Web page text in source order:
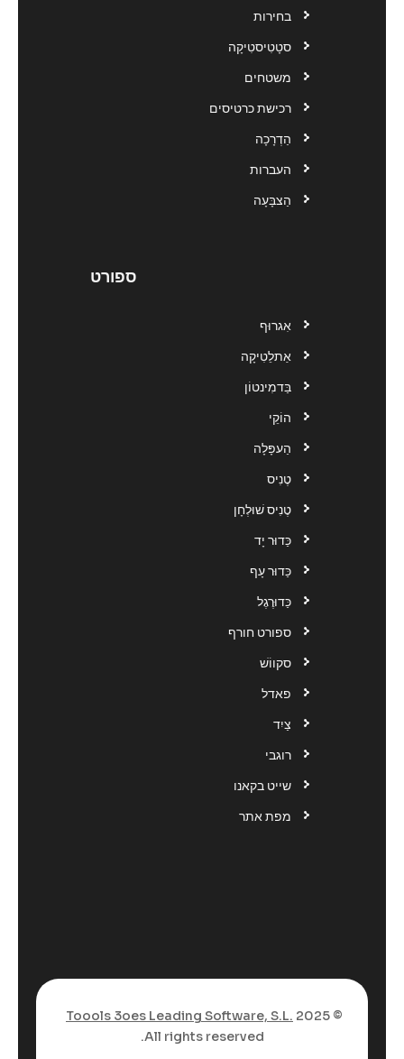
בחירות
סטָטִיסטִיקָה
משטחים
רכישת כרטיסים
הַדְרָכָה
העברות
הַצבָּעָה
ספורט
אִגרוּף
אַתלֵטִיקָה
בַּדמִינטוֹן
הוֹקֵי
הַעפָּלָה
טֶנִיס
טֶנִיס שׁוּלְחָן
כַּדוּר יָד
כַּדוּר עָף
כַּדוּרֶגֶל
ספורט חורף
סקווֹשׁ
פאדל
צַיִד
רוגבי
שייט בקאנו
מפת אתר
© 2025
Toools 3oes Leading Software, S.L.
All rights reserved.